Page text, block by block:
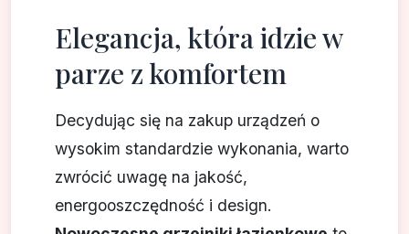
Elegancja, która idzie w
parze z komfortem
Decydując się na zakup urządzeń o
wysokim standardzie wykonania, warto
zwrócić uwagę na jakość,
energooszczędność i design.